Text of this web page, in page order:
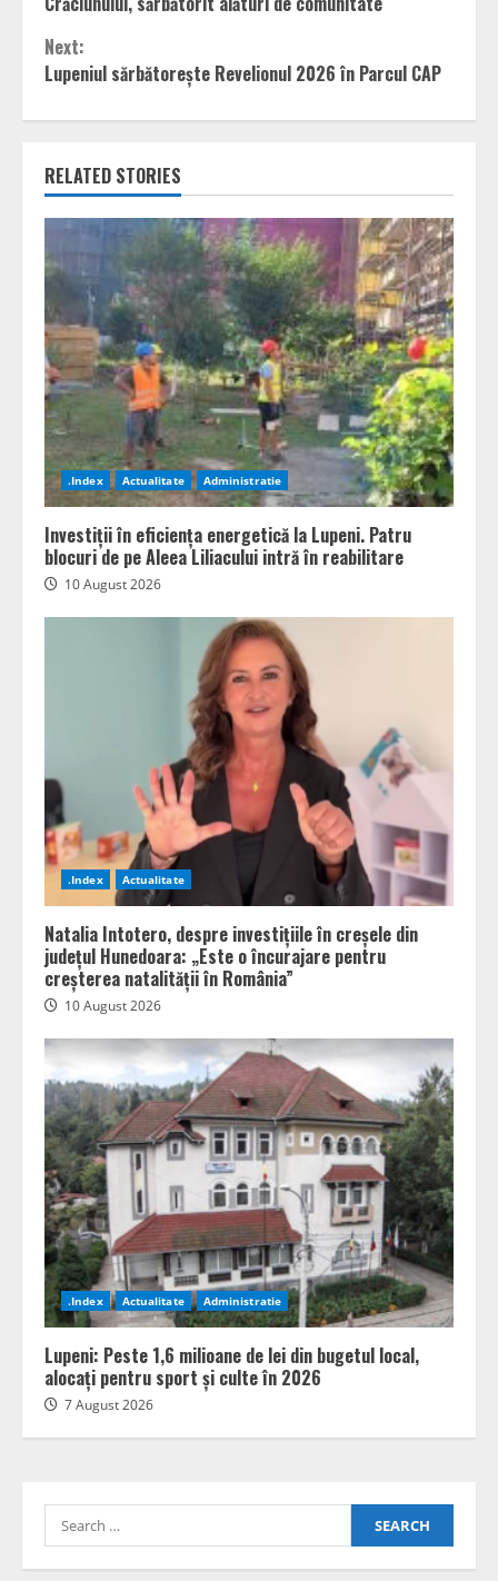
Next:
Lupeniul sărbătorește Revelionul 2026 în Parcul CAP
RELATED STORIES
.Index Actualitate Administratie
Investiții în eficiența energetică la Lupeni. Patru
blocuri de pe Aleea Liliacului intră în reabilitare
10 August 2026
.Index Actualitate
Natalia Intotero, despre investițiile în creșele din
județul Hunedoara: „Este o încurajare pentru
creșterea natalității în România”
10 August 2026
.Index Actualitate Administratie
Lupeni: Peste 1,6 milioane de lei din bugetul local,
alocați pentru sport și culte în 2026
7 August 2026
Search
for: